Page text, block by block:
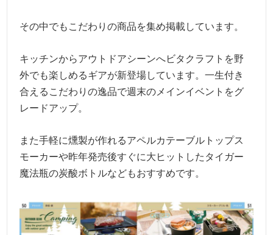
その中でもこだわりの商品を集め掲載しています。
キッチンからアウトドアシーンへビタクラフトを野
外でも楽しめるギアが新登場しています。一生付き
合えるこだわりの逸品で週末のメインイベントをグ
レードアップ。
また手軽に燻製が作れるアペルカテーブルトップス
モーカーや昨年発売後すぐに大ヒットしたタイガー
魔法瓶の炭酸ボトルなどもおすすめです。